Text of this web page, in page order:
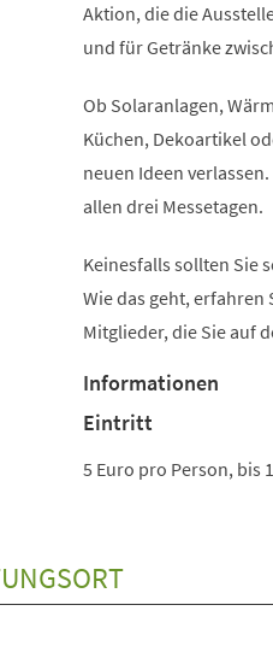
Aktion, die die
und für Getränke
Ob Solaranlagen,
Küchen, Dekoartikel
neuen Ideen
allen drei Messetagen.
Keinesfalls sollten Sie
Wie das geht, erfahren
Mitglieder, die Sie auf
Informationen
Eintritt
5 Euro pro Person, bis